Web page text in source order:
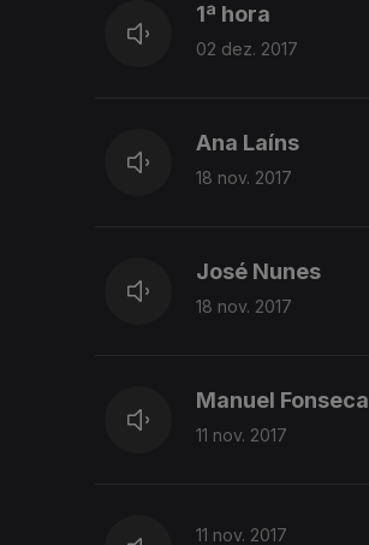
1ª hora
02 dez. 2017
Ana Laíns
18 nov. 2017
José Nunes
18 nov. 2017
Manuel Fonseca
11 nov. 2017
11 nov. 2017